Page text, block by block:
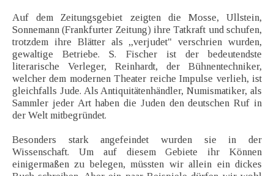
Auf dem Zeitungsgebiet zeigten die Mosse, Ullstein,
Sonnemann (Frankfurter Zeitung) ihre Tatkraft und schufen,
trotzdem ihre Blätter als „verjudet" verschrien wurden,
gewaltige Betriebe. S. Fischer ist der bedeutendste
literarische Verleger, Reinhardt, der Bühnentechniker,
welcher dem modernen Theater reiche Impulse verlieh, ist
gleichfalls Jude. Als Antiquitätenhändler, Numismatiker, als
Sammler jeder Art haben die Juden den deutschen Ruf in
der Welt mitbegründet.
Besonders stark angefeindet wurden sie in der
Wissenschaft. Um auf diesem Gebiete ihr Können
einigermaßen zu belegen, müssten wir allein ein dickes